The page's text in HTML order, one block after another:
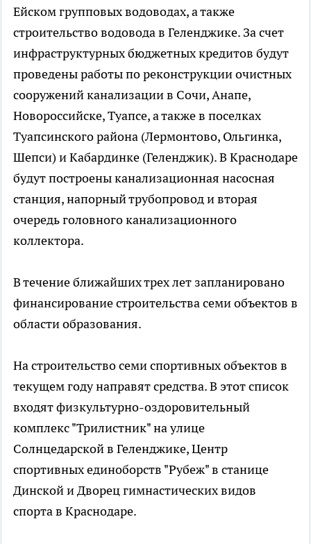
Ейском групповых водоводах, а также
строительство водовода в Геленджике. За счет
инфраструктурных бюджетных кредитов будут
проведены работы по реконструкции очистных
сооружений канализации в Сочи, Анапе,
Новороссийске, Туапсе, а также в поселках
Туапсинского района (Лермонтово, Ольгинка,
Шепси) и Кабардинке (Геленджик). В Краснодаре
будут построены канализационная насосная
станция, напорный трубопровод и вторая
очередь головного канализационного
коллектора.
В течение ближайших трех лет запланировано
финансирование строительства семи объектов в
области образования.
На строительство семи спортивных объектов в
текущем году направят средства. В этот список
входят физкультурно-оздоровительный
комплекс "Трилистник" на улице
Солнцедарской в Геленджике, Центр
спортивных единоборств "Рубеж" в станице
Динской и Дворец гимнастических видов
спорта в Краснодаре.